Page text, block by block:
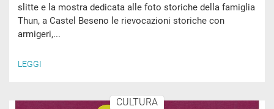
slitte e la mostra dedicata alle foto storiche della famiglia
Thun, a Castel Beseno le rievocazioni storiche con
armigeri,...
LEGGI
CULTURA